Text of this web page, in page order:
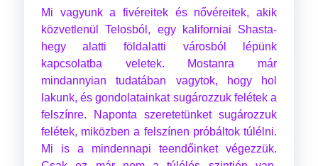
Mi vagyunk a fivéreitek és nővéreitek, akik
közvetlenül Telosból, egy kaliforniai Shasta-
hegy alatti földalatti városból lépünk
kapcsolatba veletek. Mostanra már
mindannyian tudatában vagytok, hogy hol
lakunk, és gondolatainkat sugározzuk felétek a
felszínre. Naponta szeretetünket sugározzuk
felétek, miközben a felszínen próbáltok túlélni.
Mi is a mindennapi teendőinket végezzük.